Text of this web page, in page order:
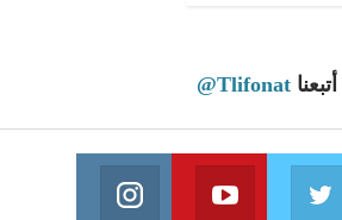
أتبعنا @Tlifonat
Join us on
Twitter
Join us on Twitter
Youtube
Join us on Youtube